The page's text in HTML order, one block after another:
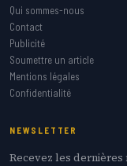
Qui sommes-nous
Contact
Publicité
Soumettre un article
Mentions légales
Confidentialité
NEWSLETTER
Recevez les